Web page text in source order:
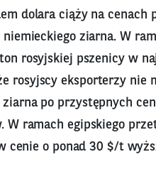
dolara ciąży na cenach
ziarna. W
rosyjskiej pszenicy w
rosyjscy eksporterzy nie
po przystępnych
ramach egipskiego
cenie o ponad 30 $/t